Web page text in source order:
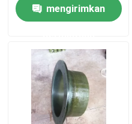
Produk
Tentang kami
Tur Pabrik
mengirimkan